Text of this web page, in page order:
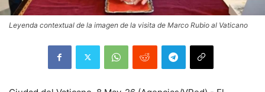
Leyenda contextual de la imagen de la visita de Marco Rubio al Vaticano